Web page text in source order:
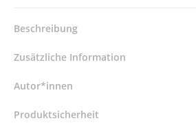
Literatur
Lisanne
(Hrsg.),
Gruber
Beschreibung
Zusätzliche Information
Autor*innen
Produktsicherheit